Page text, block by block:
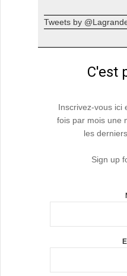
Tweets by
C'est
Inscrivez-vous ici
fois par mois une
les
Sign up